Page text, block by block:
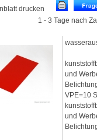
drucken
1 - 3 Tage nach
und
VPE=10
und